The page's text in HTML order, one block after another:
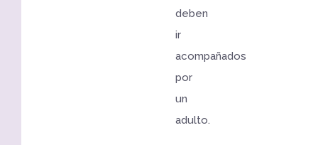
deben
ir
acompañados
por
un
adulto.